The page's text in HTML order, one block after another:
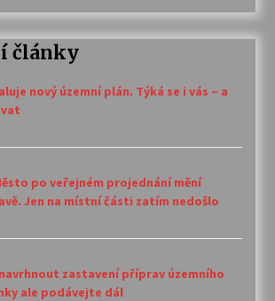
články
nový územní plán. Týká se i vás – a
po veřejném projednání mění
Jen na místní části zatím nedošlo
zastavení příprav územního
ale podávejte dál